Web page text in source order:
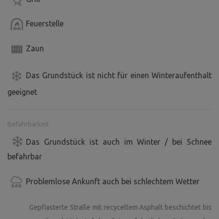
Wenn Sie überhaupt nichts unternehmen wollen? Sie
können ein lokales Gasthaus mit ausgezeichneter Küche
besuchen.
Tank.
Feuerstelle
Zaun
Das Grundstück ist nicht für einen Winteraufenthalt
geeignet
Befahrbarkeit
Das Grundstück ist auch im Winter / bei Schnee
befahrbar
Problemlose Ankunft auch bei schlechtem Wetter
Gepflasterte Straße mit recyceltem Asphalt beschichtet bis